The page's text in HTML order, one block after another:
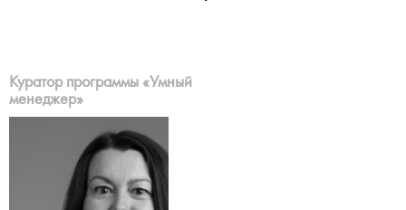
Куратор программы «Умный
менеджер»